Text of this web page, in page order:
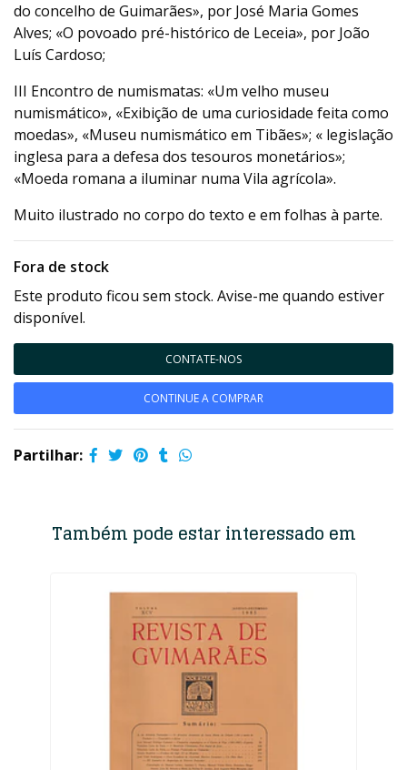
do concelho de Guimarães», por José Maria Gomes
Alves; «O povoado pré-histórico de Leceia», por João
Luís Cardoso;
III Encontro de numismatas: «Um velho museu
numismático», «Exibição de uma curiosidade feita como
moedas», «Museu numismático em Tibães»; « legislação
inglesa para a defesa dos tesouros monetários»;
«Moeda romana a iluminar numa Vila agrícola».
Muito ilustrado no corpo do texto e em folhas à parte.
Fora de stock
Este produto ficou sem stock. Avise-me quando estiver
disponível.
CONTATE-NOS
CONTINUE A COMPRAR
Partilhar:
Também pode estar interessado em